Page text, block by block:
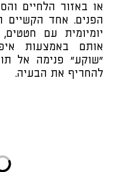
או באזור הלחיים
הפנים. אחד הקשיים
יומיומית עם
אותם באמצעות
“שוקע” פנימה אל
להחריף את הבעיה.